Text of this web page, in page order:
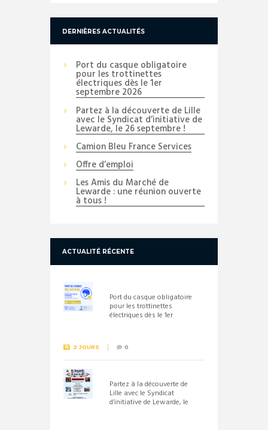
DERNIÈRES ACTUALITÉS
Port du casque obligatoire
pour les trottinettes
électriques dès le 1er
septembre 2026
Partez à la découverte de Lille
avec le Syndicat d’initiative de
Lewarde, le 26 septembre !
Camion Bleu France Services
Offre d’emploi
Les Amis du Marché de
Lewarde : une réunion ouverte
à tous !
ACTUALITÉ RÉCENTE
Port du casque obligatoire
pour les trottinettes
électriques dès le 1er
2 JOURS 0
Partez à la découverte de
Lille avec le Syndicat
d’initiative de Lewarde, le